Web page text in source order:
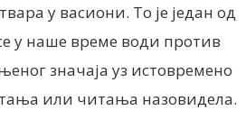
у васиони. То је један од
у наше време води против
значаја уз истовремено
или читања назовидела.